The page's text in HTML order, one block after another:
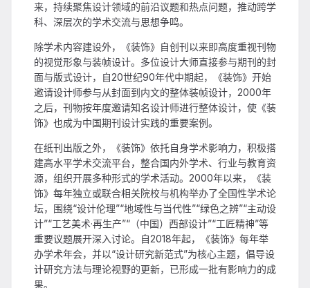
来，持续聚焦设计领域的前沿议题和热点问题，推动跨学
科、深层次的学术交流与思想争鸣。
除学术内容建设外，《装饰》自创刊以来即高度重视刊物
的视觉形象与装帧设计。多位设计大师直接参与期刊的封
面与版式设计，自20世纪90年代中期起，《装饰》开始
邀请设计师参与从封面到内文的整体装帧设计，2000年
之后，刊物按年度邀请知名设计师进行整体设计，使《装
饰》也成为中国期刊设计实践的重要案例。
在纸刊出版之外，《装饰》依托自身学术影响力，积极搭
建高水平学术交流平台，整合国内外学术、行业与教育资
源，组织开展多种形式的学术活动。2000年以来，《装
饰》每年独立或联合相关院校与机构举办了全国性学术论
坛，围绕“设计伦理”“地域性与当代性”“绿色之辨”“主动设
计”“工艺美术·再生产”“（中国）西部设计”“工匠精神”等
重要议题展开深入讨论。自2018年起，《装饰》每年举
办学术年会，并以“设计研究新范式”为核心主题，倡导设
计研究方法与理论视野的更新，已形成一批有影响力的成
果。